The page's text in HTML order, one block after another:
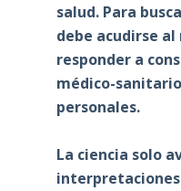
salud. Para
debe acudirse
responder a
médico-
personales.
La ciencia solo